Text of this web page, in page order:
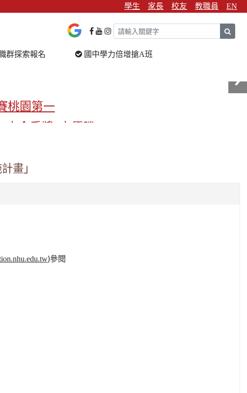
學生 家長 校友 教職員 EN
群探索報名 國中學力倍增搶A班
桃園第一
支金手獎3支優勝
校第一
畫」
)參閱